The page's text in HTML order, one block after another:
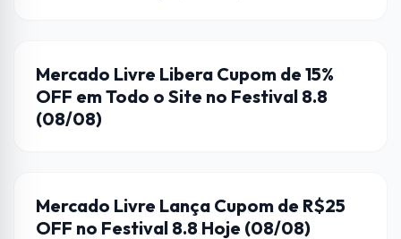
CUPONS DE DESCONTO
Mercado Livre Libera Cupom de 15%
OFF em Todo o Site no Festival 8.8
(08/08)
CUPONS DE DESCONTO
Mercado Livre Lança Cupom de R$25
OFF no Festival 8.8 Hoje (08/08)